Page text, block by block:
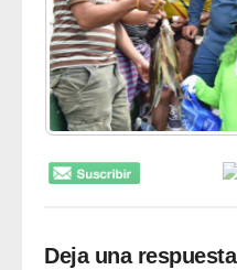
Deja una respuesta